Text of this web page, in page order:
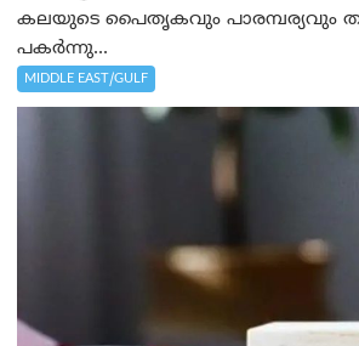
കലയുടെ പൈതൃകവും പാരമ്പര്യവും
പകർന്നു...
MIDDLE EAST/GULF